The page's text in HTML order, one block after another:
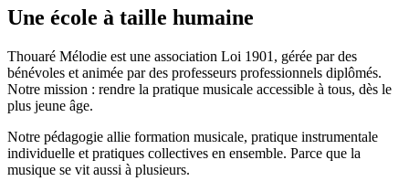
Une école à taille humaine
Thouaré Mélodie est une association Loi 1901, gérée par des
bénévoles et animée par des professeurs professionnels diplômés.
Notre mission : rendre la pratique musicale accessible à tous, dès le
plus jeune âge.
Notre pédagogie allie formation musicale, pratique instrumentale
individuelle et pratiques collectives en ensemble. Parce que la
musique se vit aussi à plusieurs.